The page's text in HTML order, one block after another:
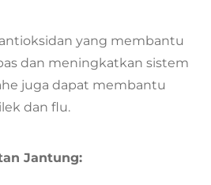
yang membantu
dan meningkatkan sistem
juga dapat membantu
dan flu.
Jantung: